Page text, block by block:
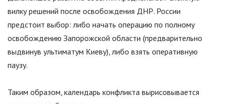
вилку решений после освобождения ДНР. России
предстоит выбор: либо начать операцию по полному
освобождению Запорожской области (предварительно
выдвинув ультиматум Киеву), либо взять оперативную
паузу.
Таким образом, календарь конфликта вырисовывается